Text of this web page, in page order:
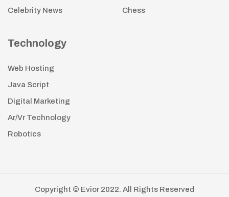
Celebrity News
Chess
Technology
Web Hosting
Java Script
Digital Marketing
Ar/Vr Technology
Robotics
Copyright © Evior 2022. All Rights Reserved